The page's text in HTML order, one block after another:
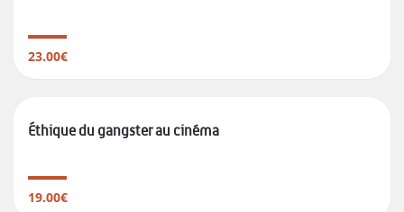
23.00€
Éthique du gangster au cinéma
19.00€